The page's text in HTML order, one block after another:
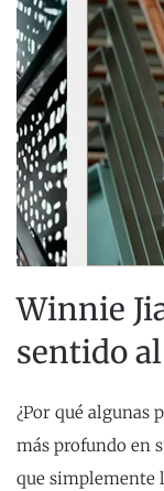
Winnie
sentido
¿Por qué algunas
más profundo en
que simplemente